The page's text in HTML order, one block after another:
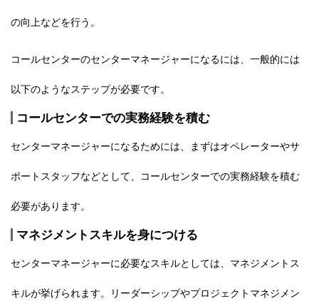
の向上などを行う。
コールセンターのセンターマネージャーになるには、一般的には
以下のようなステップが必要です。
コールセンターでの実務経験を積む
センターマネージャーになるためには、まずはオペレーターやサ
ポートスタッフなどとして、コールセンターでの実務経験を積む
必要があります。
マネジメントスキルを身につける
センターマネージャーに必要なスキルとしては、マネジメントス
キルが挙げられます。リーダーシップやプロジェクトマネジメン